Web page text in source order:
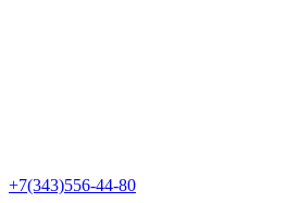
+7(343)556-44-80